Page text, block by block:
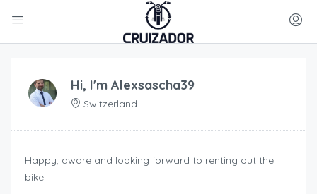
Hi, I'm Alexsascha39
Switzerland
Happy, aware and looking forward to renting out the
bike!